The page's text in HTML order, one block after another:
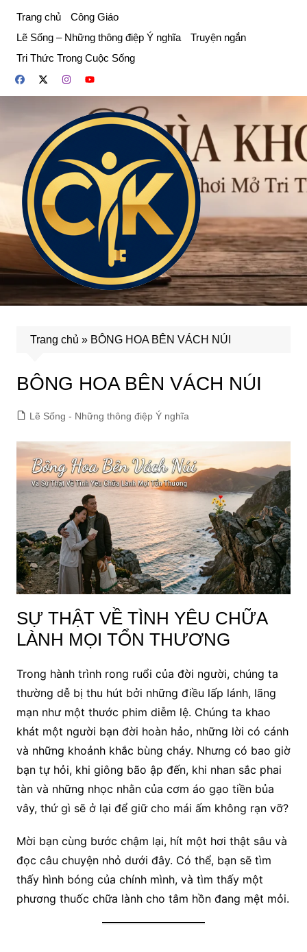
phần
dung
Trang chủ
Công Giáo
Lẽ Sống – Những thông điệp Ý nghĩa
Truyện ngắn
Tri Thức Trong Cuộc Sống
Trang chủ » BÔNG HOA BÊN VÁCH NÚI
BÔNG HOA BÊN VÁCH NÚI
Lẽ Sống - Những thông điệp Ý nghĩa
SỰ THẬT VỀ TÌNH YÊU CHỮA
LÀNH MỌI TỔN THƯƠNG
Trong hành trình rong ruổi của đời người, chúng ta
thường dễ bị thu hút bởi những điều lấp lánh, lãng
mạn như một thước phim diễm lệ. Chúng ta khao
khát một người bạn đời hoàn hảo, những lời có cánh
và những khoảnh khắc bùng cháy. Nhưng có bao giờ
bạn tự hỏi, khi giông bão ập đến, khi nhan sắc phai
tàn và những nhọc nhằn của cơm áo gạo tiền bủa
vây, thứ gì sẽ ở lại để giữ cho mái ấm không rạn vỡ?
Mời bạn cùng bước chậm lại, hít một hơi thật sâu và
đọc câu chuyện nhỏ dưới đây. Có thể, bạn sẽ tìm
thấy hình bóng của chính mình, và tìm thấy một
phương thuốc chữa lành cho tâm hồn đang mệt mỏi.